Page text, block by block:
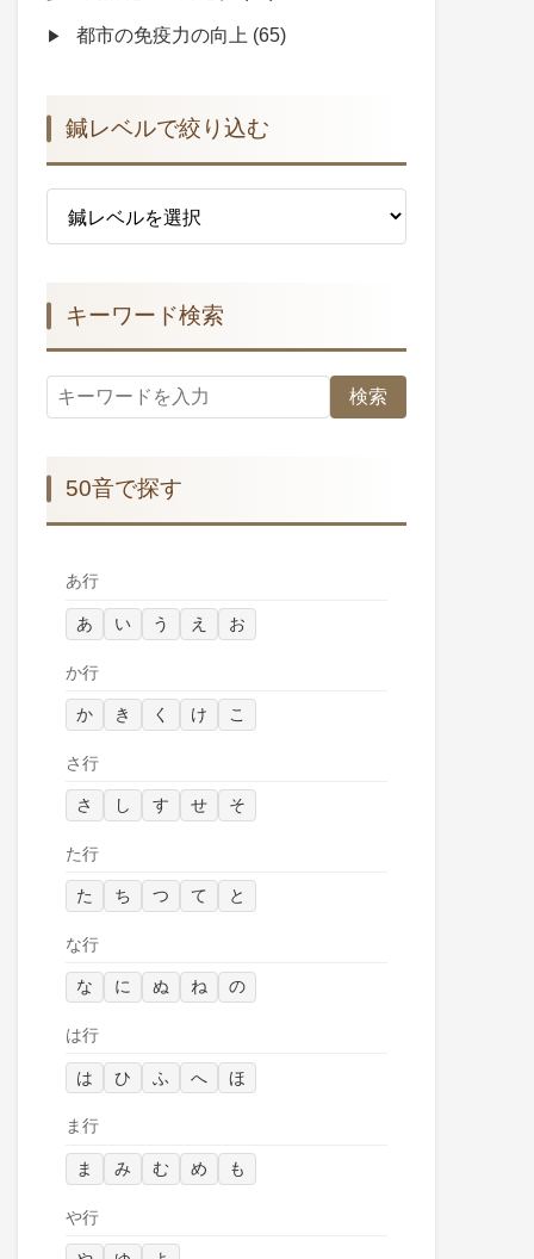
都市の免疫力の向上 (65)
鍼レベルで絞り込む
キーワード検索
検索
50音で探す
あ行
あ い う え お
か行
か き く け こ
さ行
さ し す せ そ
た行
た ち つ て と
な行
な に ぬ ね の
は行
は ひ ふ へ ほ
ま行
ま み む め も
や行